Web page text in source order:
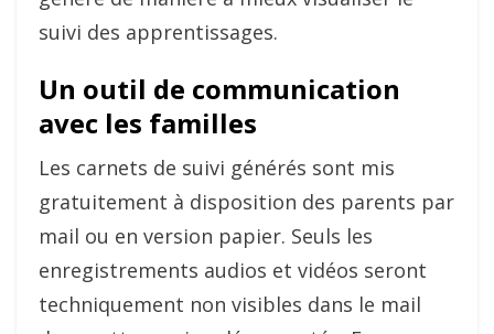
suivi des apprentissages.
Un outil de communication
avec les familles
Les carnets de suivi générés sont mis
gratuitement à disposition des parents par
mail ou en version papier. Seuls les
enregistrements audios et vidéos seront
techniquement non visibles dans le mail